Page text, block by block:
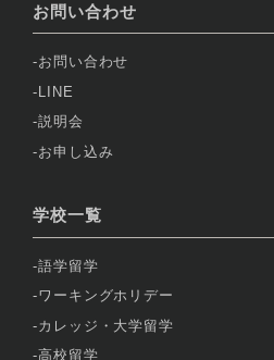
お問い合わせ
お問い合わせ
LINE
説明会
お申し込み
学校一覧
語学留学
ワーキングホリデー
カレッジ・大学留学
高校留学